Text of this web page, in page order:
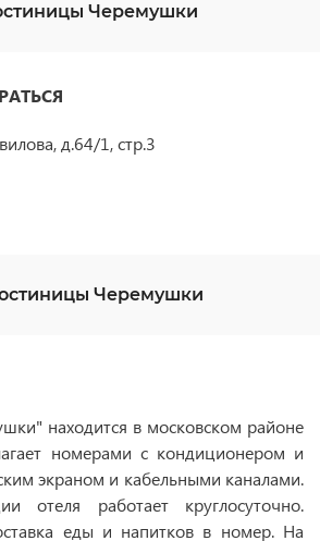
Черемушки
д.64/1, стр.3
Черемушки
находится в московском районе
номерами с кондиционером и
экраном и кабельными каналами.
отеля работает круглосуточно.
еды и напитков в номер. На